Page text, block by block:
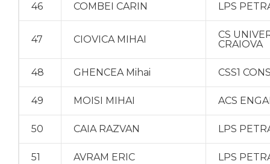
46 COMBEI CARIN LPS
47 CIOVICA MIHAI
CS
CRAIOVA
48 GHENCEA Mihai CSS1
49 MOISI MIHAI ACS
50 CAIA RAZVAN LPS
51 AVRAM ERIC LPS